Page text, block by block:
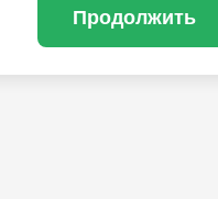
Продолжить